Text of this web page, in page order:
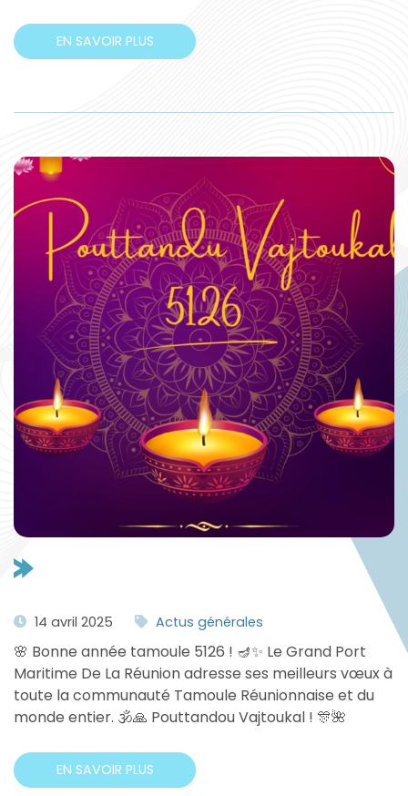
EN SAVOIR PLUS
14 avril 2025 Actus générales
🌸 Bonne année tamoule 5126 ! 🪔✨ Le Grand Port
Maritime De La Réunion adresse ses meilleurs vœux à
toute la communauté Tamoule Réunionnaise et du
monde entier. 🕉️🙏 Pouttandou Vajtoukal ! 🎊🌺
EN SAVOIR PLUS